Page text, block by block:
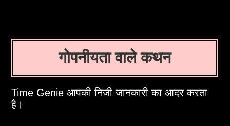
गोपनीयता वाले कथन
Time Genie आपकी निजी जानकारी का आदर करता
है।